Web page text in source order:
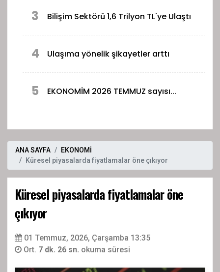
3 Bilişim Sektörü 1,6 Trilyon TL'ye Ulaştı
4 Ulaşıma yönelik şikayetler arttı
5 EKONOMİM 2026 TEMMUZ sayısı...
ANA SAYFA
EKONOMİ
Küresel piyasalarda fiyatlamalar öne çıkıyor
Küresel piyasalarda fiyatlamalar öne
çıkıyor
01 Temmuz, 2026, Çarşamba 13:35
Ort. 7 dk. 26 sn. okuma süresi